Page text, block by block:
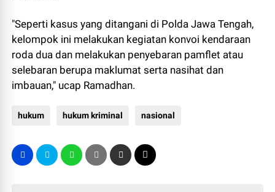
"Seperti kasus yang ditangani di Polda Jawa Tengah,
kelompok ini melakukan kegiatan konvoi kendaraan
roda dua dan melakukan penyebaran pamflet atau
selebaran berupa maklumat serta nasihat dan
imbauan," ucap Ramadhan.
hukum hukum kriminal nasional